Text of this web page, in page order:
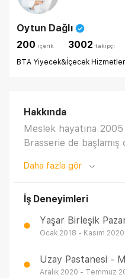
Oytun Dağlı
200 i̇çerik 3002 takipçi
BTA Yiyecek&İçecek
Hakkında
Meslek hayatına 2005
Brasserie de
sonra stajyer olarak
2010-2011 yılların da
Restaurant'ın
Chef'i olarak
2013-2014 yıllarında
Jr.Sous Chef, 2014-
Daha fazla gör
İş Deneyimleri
Ocak 2018 - Kasım 2020
Uzay Pastanesi -
Aralık 2020 - Temmuz